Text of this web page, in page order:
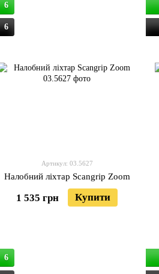
6
6
Артикул: 03.5627
Налобний ліхтар Scangrip Zoom
1 535 грн Купити
6